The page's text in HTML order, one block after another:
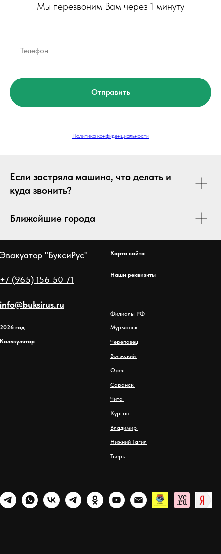
Мы перезвоним Вам через 1 минуту
Отправить
Политика конфиденциальности
Если застряла машина, что делать и
куда звонить?
Ближайшие города
Эвакуатор "БуксиРус"
+7 (965) 156 50 71
info@buksirus.ru
2026 год
Калькулятор
Карта сайта
Наши реквизиты
Филиалы РФ
Мурманск
Череповец
Волжский
Орел
Саранск
Чита
Курган
Владимир
Нижний Тагил
Тверь